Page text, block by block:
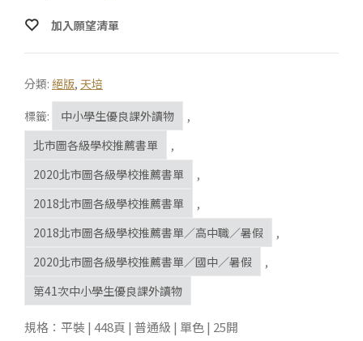
加入願望清單
分類: 絕版, 天培
標籤:
中小學生優良課外讀物
,
北市圖各級學校推薦書單
,
2020北市圖各級學校推薦書單
,
2018北市圖各級學校推薦書單
,
2018北市圖各級學校推薦書單／高中職／暑假
,
2020北市圖各級學校推薦書單／國中／暑假
,
第41次中小學生優良課外讀物
規格：平裝 | 448頁 | 普通級 | 單色 | 25開